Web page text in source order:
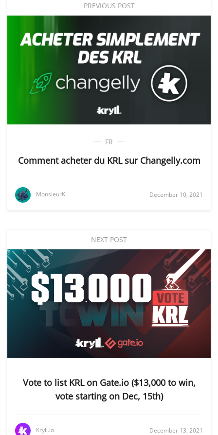
PREVIOUS POST
FR
Comment acheter du KRL sur Changelly.com
MonsieurK December 10, 2021
NEXT POST
Vote to list KRL on Gate.io ($13,000 to win,
vote starting on Dec, 15th)
Kryll.io December 13, 2021